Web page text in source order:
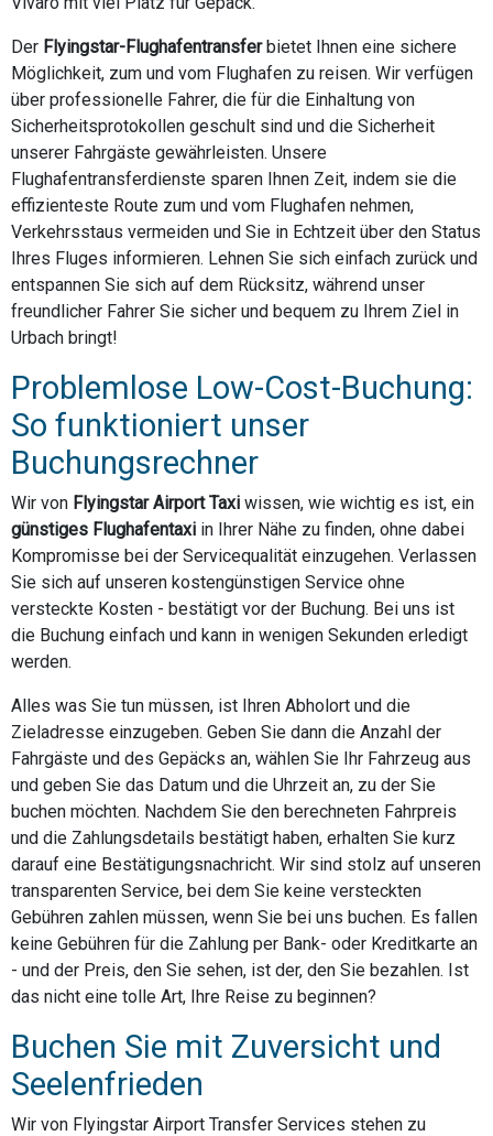
Der Flyingstar-Flughafentransferbietet Ihnen eine sichere
Möglichkeit, zum und vom Flughafen zu reisen. Wir verfügen
über professionelle Fahrer, die für die Einhaltung von
Sicherheitsprotokollen geschult sind und die Sicherheit
unserer Fahrgäste gewährleisten. Unsere
Flughafentransferdienste sparen Ihnen Zeit, indem sie die
effizienteste Route zum und vom Flughafen nehmen,
Verkehrsstaus vermeiden und Sie in Echtzeit über den Status
Ihres Fluges informieren. Lehnen Sie sich einfach zurück und
entspannen Sie sich auf dem Rücksitz, während unser
freundlicher Fahrer Sie sicher und bequem zu Ihrem Ziel in
Urbach bringt!
Problemlose Low-Cost-Buchung:
So funktioniert unser
Buchungsrechner
Wir von Flyingstar Airport Taxi wissen, wie wichtig es ist, ein
günstiges Flughafentaxi in Ihrer Nähe zu finden, ohne dabei
Kompromisse bei der Servicequalität einzugehen. Verlassen
Sie sich auf unseren kostengünstigen Service ohne
versteckte Kosten - bestätigt vor der Buchung. Bei uns ist
die Buchung einfach und kann in wenigen Sekunden erledigt
werden.
Alles was Sie tun müssen, ist Ihren Abholort und die
Zieladresse einzugeben. Geben Sie dann die Anzahl der
Fahrgäste und des Gepäcks an, wählen Sie Ihr Fahrzeug aus
und geben Sie das Datum und die Uhrzeit an, zu der Sie
buchen möchten. Nachdem Sie den berechneten Fahrpreis
und die Zahlungsdetails bestätigt haben, erhalten Sie kurz
darauf eine Bestätigungsnachricht. Wir sind stolz auf unseren
transparenten Service, bei dem Sie keine versteckten
Gebühren zahlen müssen, wenn Sie bei uns buchen. Es fallen
keine Gebühren für die Zahlung per Bank- oder Kreditkarte an
- und der Preis, den Sie sehen, ist der, den Sie bezahlen. Ist
das nicht eine tolle Art, Ihre Reise zu beginnen?
Buchen Sie mit Zuversicht und
Seelenfrieden
Wir von Flyingstar Airport Transfer Services stehen zu